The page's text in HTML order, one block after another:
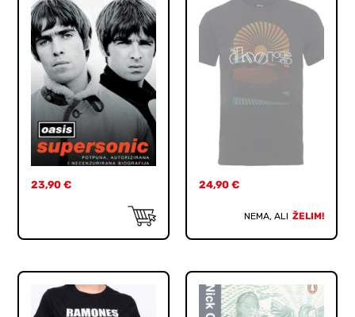
23,90€ 24,90 €
NEMA, ALI ŽELIM!